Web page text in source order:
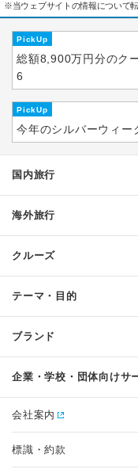
※当ウェブサイトの情報について
PickUp
総額8,900万円分のク
6
PickUp
今年のシルバーウィー
国内旅行
海外旅行
クルーズ
テーマ・目的
ブランド
企業・学校・団体向けサ
会社案内
標識・約款